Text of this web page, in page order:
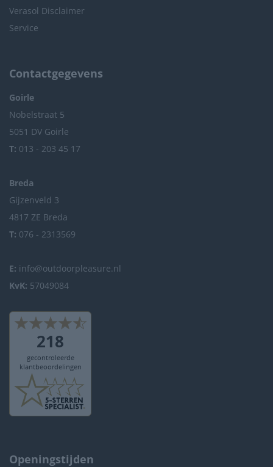
Verasol Disclaimer
Service
Openingstijden
Contactgegevens
Goirle
Nobelstraat 5
5051 DV Goirle
T: 013 - 203 45 17
Breda
Gijzenveld 3
4817 ZE Breda
T: 076 - 2313569
E: info@outdoorpleasure.nl
KvK: 57049084